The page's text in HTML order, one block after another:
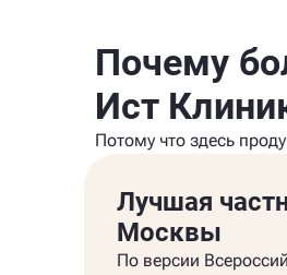
Почему
Ист
Потому что здесь
Лучшая
Москвы
По версии